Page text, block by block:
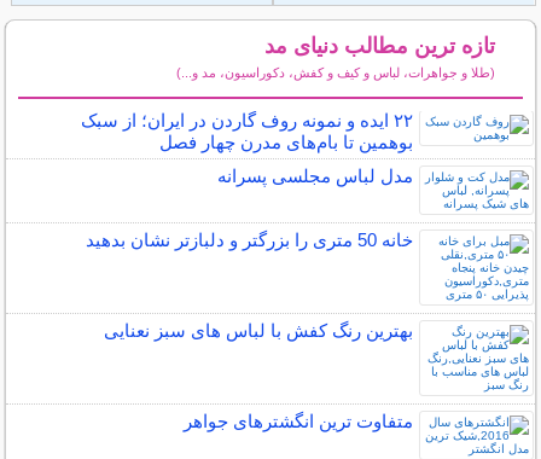
تازه ترین مطالب دنیای مد
(طلا و جواهرات، لباس و کیف و کفش، دکوراسیون، مد و...)
۲۲ ایده و نمونه روف گاردن در ایران؛ از سبک
بوهمین تا بام‌های مدرن چهار فصل
مدل لباس مجلسی پسرانه
خانه 50 متری را بزرگتر و دلبازتر نشان بدهید
بهترین رنگ کفش با لباس های سبز نعنایی
متفاوت ترین انگشترهای جواهر